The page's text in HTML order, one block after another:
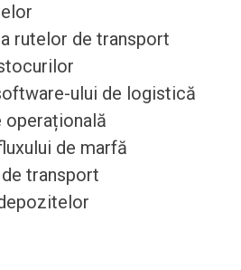
rutelor de transport
ului de logistică
operațională
de marfă
transport